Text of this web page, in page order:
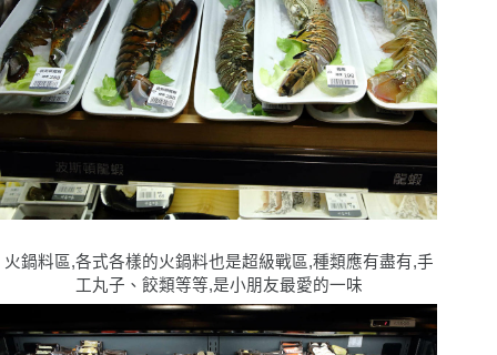
火鍋料區,各式各樣的火鍋料也是超級戰區,種類應有盡有,手
工丸子、餃類等等,是小朋友最愛的一味